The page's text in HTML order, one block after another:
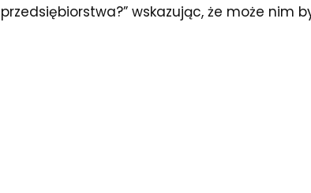
przedsiębiorstwa?” wskazując, że może nim